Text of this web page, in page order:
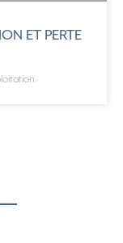
ET PERTE